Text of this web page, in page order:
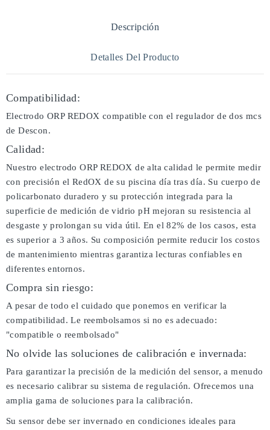
Descripción
Detalles Del Producto
Compatibilidad:
Electrodo ORP REDOX compatible con el regulador de dos mcs
de Descon.
Calidad:
Nuestro electrodo ORP REDOX de alta calidad le permite medir
con precisión el RedOX de su piscina día tras día. Su cuerpo de
policarbonato duradero y su protección integrada para la
superficie de medición de vidrio pH mejoran su resistencia al
desgaste y prolongan su vida útil. En el 82% de los casos, esta
es superior a 3 años. Su composición permite reducir los costos
de mantenimiento mientras garantiza lecturas confiables en
diferentes entornos.
Compra sin riesgo:
A pesar de todo el cuidado que ponemos en verificar la
compatibilidad. Le reembolsamos si no es adecuado:
"compatible o reembolsado"
No olvide las soluciones de calibración e invernada:
Para garantizar la precisión de la medición del sensor, a menudo
es necesario calibrar su sistema de regulación. Ofrecemos una
amplia gama de soluciones para la calibración.
Su sensor debe ser invernado en condiciones ideales para